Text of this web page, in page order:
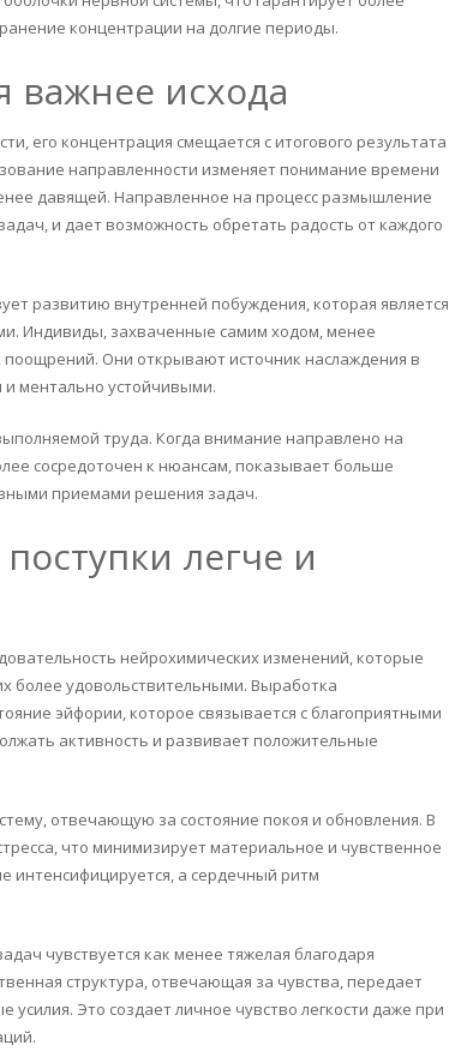
концентрации на долгие периоды.
важнее исхода
его концентрация смещается с итогового результата
направленности изменяет понимание времени
давящей. Направленное на процесс размышление
и дает возможность обретать радость от каждого
развитию внутренней побуждения, которая является
Индивиды, захваченные самим ходом, менее
Они открывают источник наслаждения в
и ментально устойчивыми.
труда. Когда внимание направлено на
сосредоточен к нюансам, показывает больше
приемами решения задач.
легче и
нейрохимических изменений, которые
более удовольствительными. Выработка
эйфории, которое связывается с благоприятными
активность и развивает положительные
отвечающую за состояние покоя и обновления. В
что минимизирует материальное и чувственное
интенсифицируется, а сердечный ритм
чувствуется как менее тяжелая благодаря
структура, отвечающая за чувства, передает
Это создает личное чувство легкости даже при